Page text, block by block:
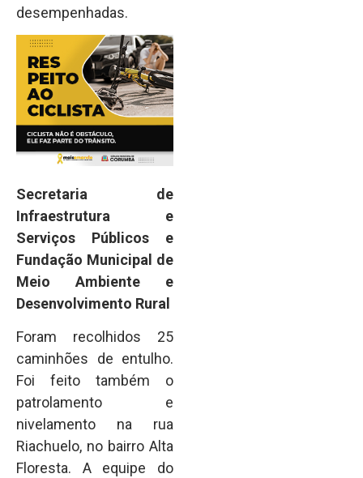
desempenhadas.
Secretaria de
Infraestrutura e
Serviços Públicos e
Fundação Municipal de
Meio Ambiente e
Desenvolvimento Rural
Foram recolhidos 25
caminhões de entulho.
Foi feito também o
patrolamento e
nivelamento na rua
Riachuelo, no bairro Alta
Floresta. A equipe do